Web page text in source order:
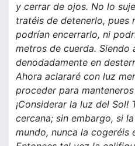
y cerrar de ojos. No lo
tratéis de detenerlo, pues
podrían encerrarlo, ni
metros de cuerda. Siendo
denodadamente en
Ahora aclararé con luz
proceder para
¡Considerar la luz del Sol!
cercana; sin embargo, si
mundo, nunca la cogeréis